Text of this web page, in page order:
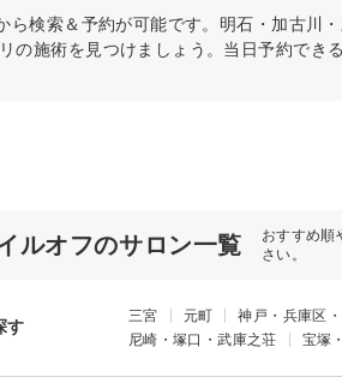
ら検索＆予約が可能です。明石・加古川
の施術を見つけましょう。当日予約でき
ルオフのサロン一覧
おすすめ順
さい。
す
三宮 元町 神戸・兵庫区
尼崎・塚口・武庫之荘
宝塚